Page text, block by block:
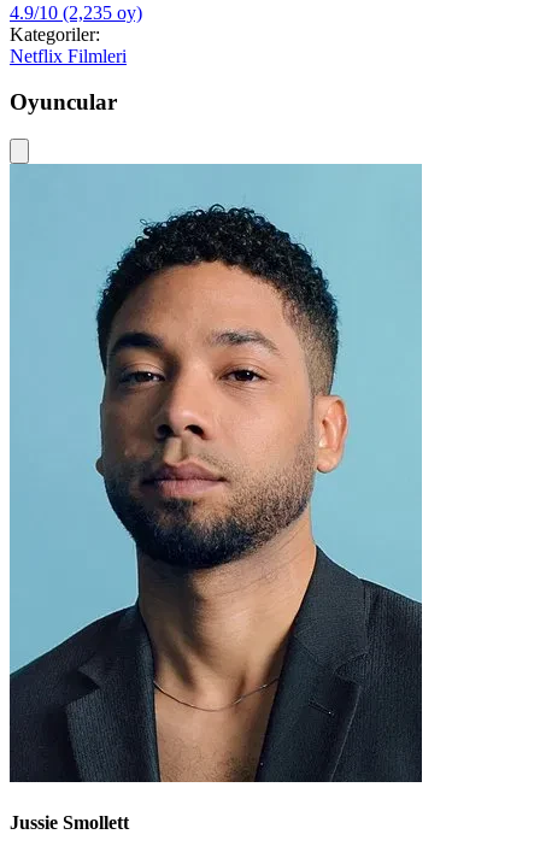
4.9/10 (2,235 oy)
Kategoriler:
Netflix Filmleri
Oyuncular
Jussie Smollett